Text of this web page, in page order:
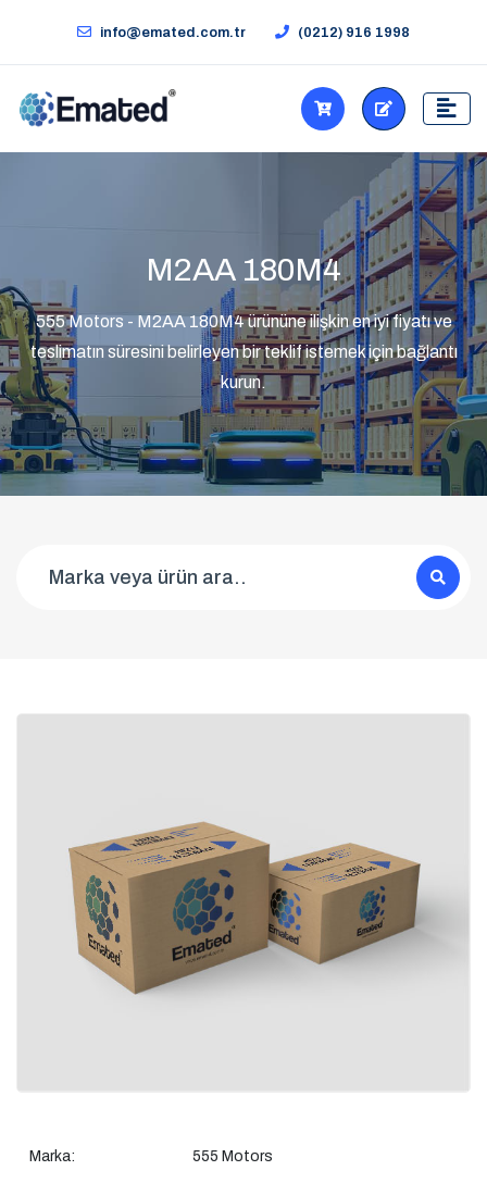
info@emated.com.tr (0212) 916 1998
M2AA 180M4
555 Motors - M2AA 180M4 ürününe ilişkin en iyi fiyatı ve
teslimatın süresini belirleyen bir teklif istemek için bağlantı
kurun.
Marka: 555 Motors